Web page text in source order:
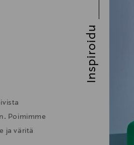
Poimimme
ja väritä
Inspiroidu